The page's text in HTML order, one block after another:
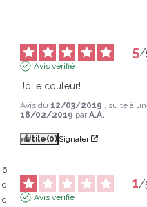
6
0
0
5/
Avis vérifié
Jolie couleur!
Avis du 12/03/2019 , suite à
18/02/2019 parA.A.
Utile(0) Signaler
1/
Avis vérifié